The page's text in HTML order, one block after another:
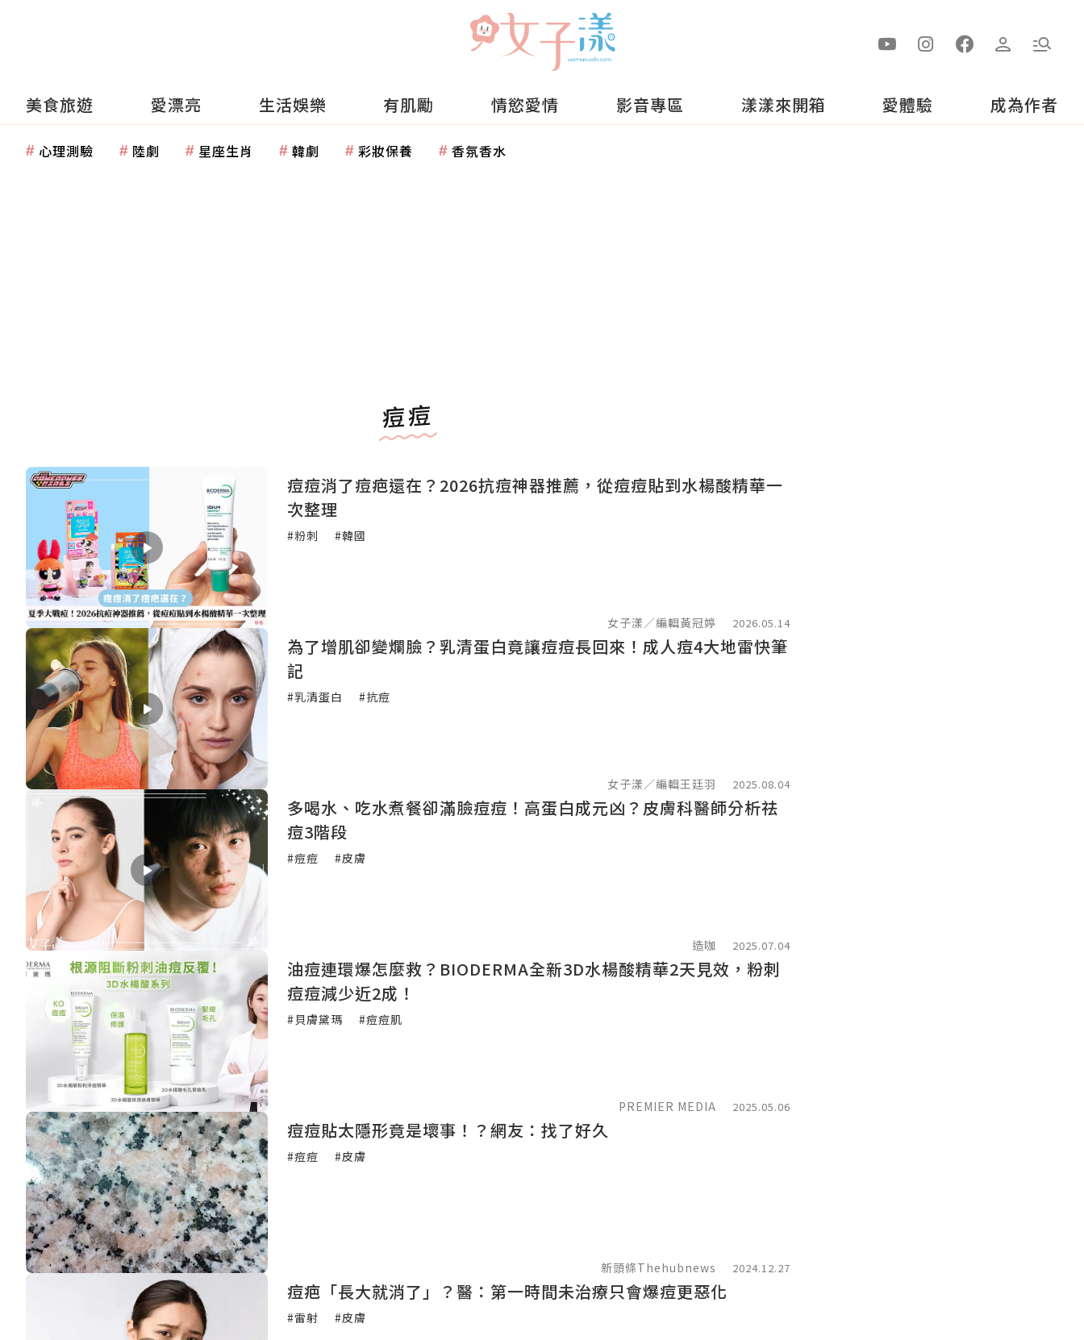
美食旅遊 愛漂亮 生活娛樂 有肌勵 情慾愛情 影音專區 漾漾來開箱 愛體驗 成為作者
心理測驗 陸劇 星座生肖 韓劇 彩妝保養 香氛香水
痘痘
痘痘消了痘疤還在？2026抗痘神器推薦，從痘痘貼到水楊酸精華一
次整理
#粉刺 #韓國
女子漾／編輯黃冠婷 2026.05.14
為了增肌卻變爛臉？乳清蛋白竟讓痘痘長回來！成人痘4大地雷快筆
記
#乳清蛋白 #抗痘
女子漾／編輯王廷羽 2025.08.04
多喝水、吃水煮餐卻滿臉痘痘！高蛋白成元凶？皮膚科醫師分析祛
痘3階段
#痘痘 #皮膚
造咖 2025.07.04
油痘連環爆怎麼救？BIODERMA全新3D水楊酸精華2天見效，粉刺
痘痘減少近2成！
#貝膚黛瑪 #痘痘肌
PREMIER MEDIA 2025.05.06
痘痘貼太隱形竟是壞事！？網友：找了好久
#痘痘 #皮膚
新頭條Thehubnews 2024.12.27
痘疤「長大就消了」？醫：第一時間未治療只會爆痘更惡化
#雷射 #皮膚